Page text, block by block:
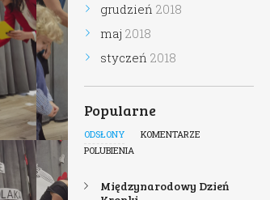
grudzień 2018
maj 2018
styczeń 2018
Popularne
ODSŁONY
KOMENTARZE
POLUBIENIA
Międzynarodowy Dzień